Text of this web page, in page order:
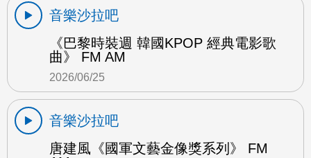
音樂沙拉吧
《巴黎時裝週 韓國KPOP 經典電影歌
曲》 FM AM
2026/06/25
音樂沙拉吧
唐建風《國軍文藝金像獎系列》 FM